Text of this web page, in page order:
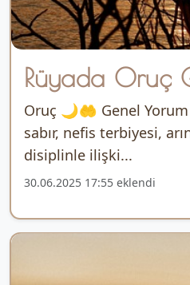
Rüyada Oruç
Oruç 🌙🤲 Genel
sabır, nefis terbiyesi,
disiplinle ilişki...
30.06.2025 17:55 eklendi